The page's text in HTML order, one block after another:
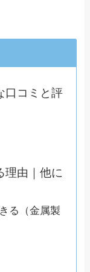
口コミと評
理由｜他に
る（金属製